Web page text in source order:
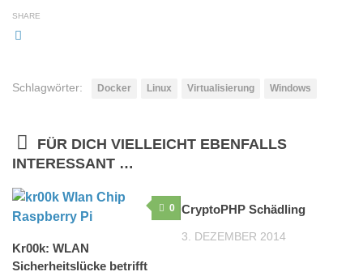
SHARE
Schlagwörter: Docker Linux Virtualisierung Windows
FÜR DICH VIELLEICHT EBENFALLS
INTERESSANT …
0
Kr00k: WLAN
Sicherheitslücke betrifft
CryptoPHP Schädling
3. DEZEMBER 2014